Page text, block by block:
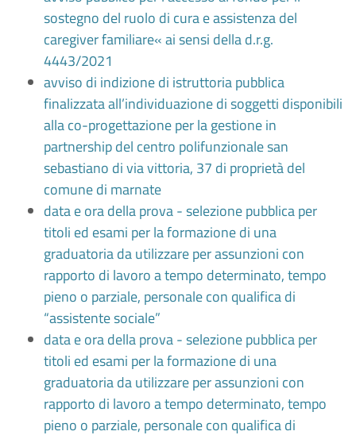
sostegno del ruolo di cura e assistenza del
caregiver familiare« ai sensi della d.r.g.
4443/2021
avviso di indizione di istruttoria pubblica
finalizzata all’individuazione di soggetti disponibili
alla co-progettazione per la gestione in
partnership del centro polifunzionale san
sebastiano di via vittoria, 37 di proprietà del
comune di marnate
data e ora della prova - selezione pubblica per
titoli ed esami per la formazione di una
graduatoria da utilizzare per assunzioni con
rapporto di lavoro a tempo determinato, tempo
pieno o parziale, personale con qualifica di
“assistente sociale”
data e ora della prova - selezione pubblica per
titoli ed esami per la formazione di una
graduatoria da utilizzare per assunzioni con
rapporto di lavoro a tempo determinato, tempo
pieno o parziale, personale con qualifica di